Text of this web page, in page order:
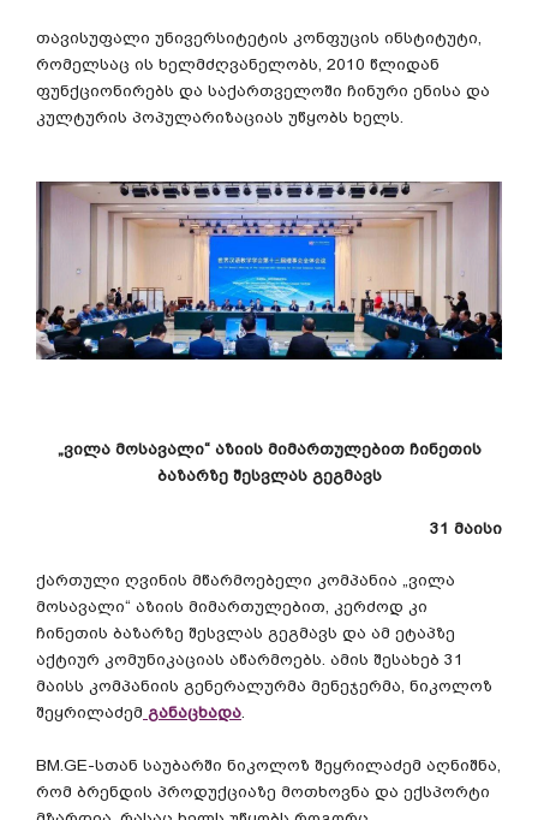
თავისუფალი უნივერსიტეტის კონფუცის ინსტიტუტი,
რომელსაც ის ხელმძღვანელობს, 2010 წლიდან
ფუნქციონირებს და საქართველოში ჩინური ენისა და
კულტურის პოპულარიზაციას უწყობს ხელს.
„ვილა მოსავალი“ აზიის მიმართულებით ჩინეთის
ბაზარზე შესვლას გეგმავს
31 მაისი
ქართული ღვინის მწარმოებელი კომპანია „ვილა
მოსავალი“ აზიის მიმართულებით, კერძოდ კი
ჩინეთის ბაზარზე შესვლას გეგმავს და ამ ეტაპზე
აქტიურ კომუნიკაციას აწარმოებს. ამის შესახებ 31
მაისს კომპანიის გენერალურმა მენეჯერმა, ნიკოლოზ
შეყრილაძემ განაცხადა.
BM.GE-სთან საუბარში ნიკოლოზ შეყრილაძემ აღნიშნა,
რომ ბრენდის პროდუქციაზე მოთხოვნა და ექსპორტი